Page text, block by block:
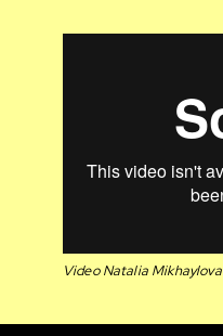
Video Natalia Mikhaylova